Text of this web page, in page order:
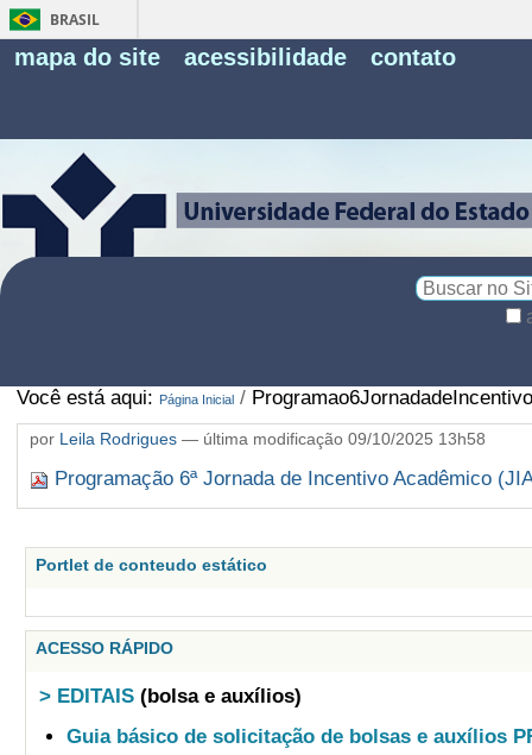
BRASIL
mapa do site acessibilidade contato
Você está aqui: Página Inicial /
por Leila Rodrigues— última modificação09/10/2025 13h58
Programação 6ª Jornada de Incentivo Acadêmico
Portlet de conteudo estático
ACESSO RÁPIDO
> EDITAIS (bolsa e auxílios)
Guia básico de solicitação de bolsas e auxílios